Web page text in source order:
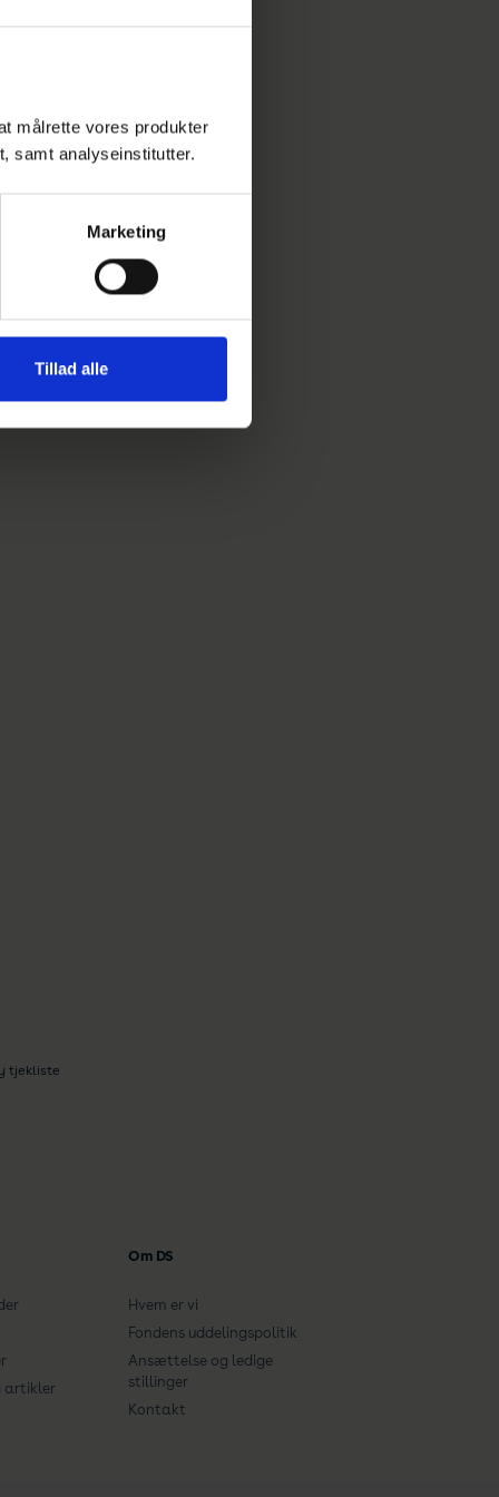
målrette vores produkter
samt analyseinstitutter.
Marketing
Tillad alle
tjekliste
artikler
Om DS
Hvem er vi
Fondens uddelingspolitik
Ansættelse og ledige
stillinger
Kontakt